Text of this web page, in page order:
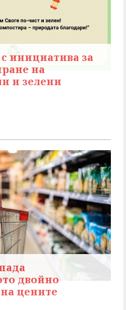
инициатива за
на
и зелени
двойно
цените